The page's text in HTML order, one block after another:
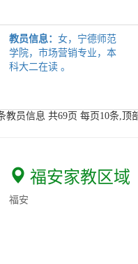
教员信息：女，宁德师范
学院，市场营销专业，本
科大二在读 。
教员信息 共69页 每页 10条,顶
福安家教区域
福安